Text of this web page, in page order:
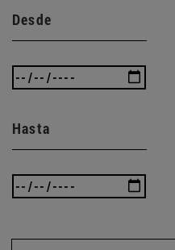
Desde
Hasta